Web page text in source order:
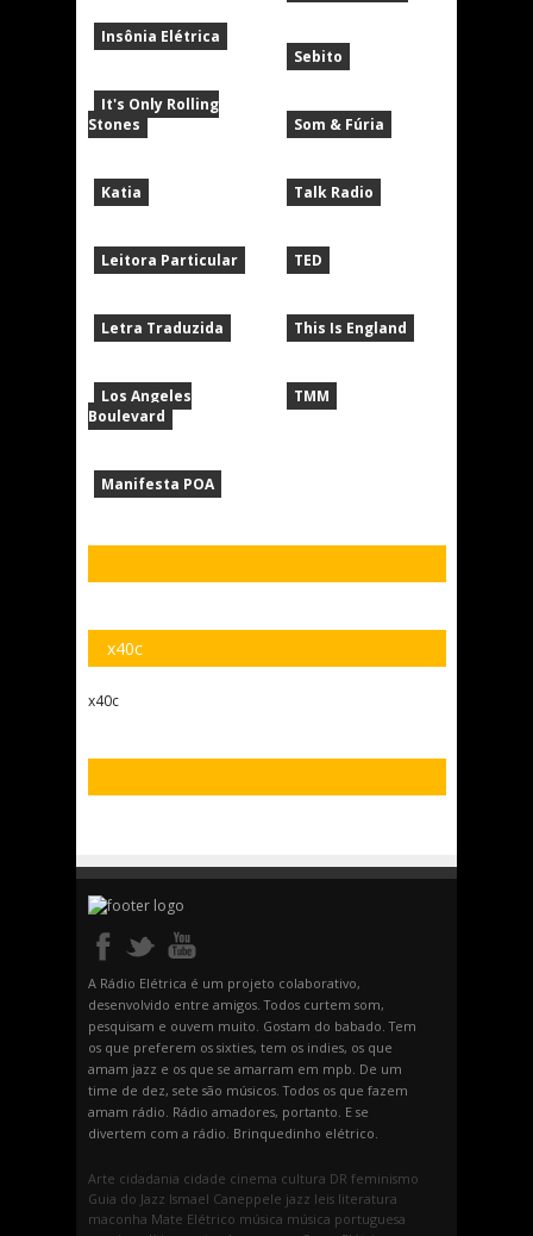
Insônia Elétrica
It's Only Rolling
Stones
Katia
Leitora Particular
Letra Traduzida
Los Angeles
Boulevard
Manifesta POA
Sebito
Som & Fúria
Talk Radio
TED
This Is England
TMM
x40c
x40c
A Rádio Elétrica é um projeto colaborativo,
desenvolvido entre amigos. Todos curtem som,
pesquisam e ouvem muito. Gostam do babado. Tem
os que preferem os sixties, tem os indies, os que
amam jazz e os que se amarram em mpb. De um
time de dez, sete são músicos. Todos os que fazem
amam rádio. Rádio amadores, portanto. E se
divertem com a rádio. Brinquedinho elétrico.
Arte cidadania cidade cinema cultura DR feminismo
Guia do Jazz Ismael Caneppele jazz leis literatura
maconha Mate Elétrico música música portuguesa